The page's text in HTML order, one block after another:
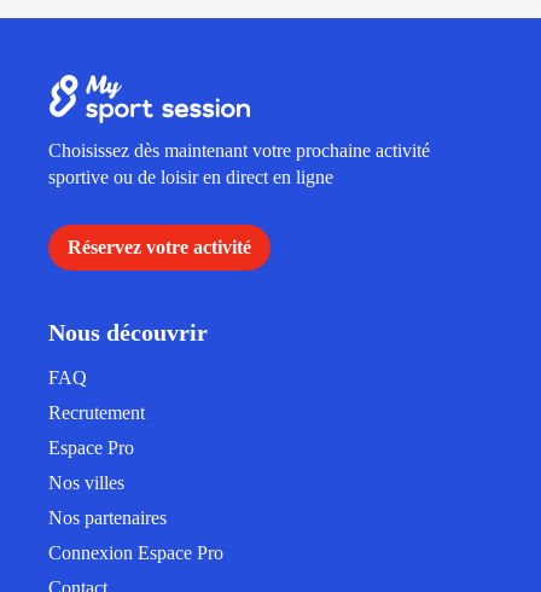
Choisissez dès maintenant votre prochaine activité
sportive ou de loisir en direct en ligne
Réservez votre activité
Nous découvrir
FAQ
Recrutement
Espace Pro
Nos villes
Nos partenaires
Connexion Espace Pro